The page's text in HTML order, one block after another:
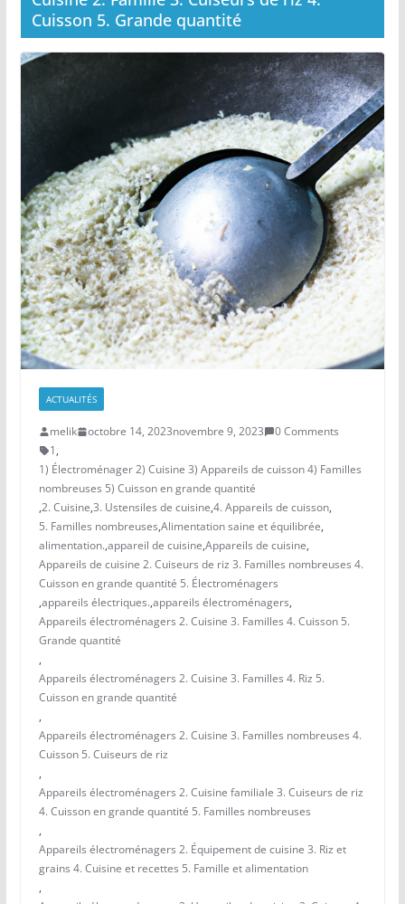
Cuisson 5. Grande quantité
ACTUALITÉS
melik octobre 14, 2023novembre 9, 2023
0 Comments
1,
1) Électroménager 2) Cuisine 3) Appareils de cuisson 4) Familles
nombreuses 5) Cuisson en grande quantité
,2. Cuisine,3. Ustensiles de cuisine,4. Appareils de cuisson,
5. Familles nombreuses,Alimentation saine et équilibrée,
alimentation.,appareil de cuisine,Appareils de cuisine,
Appareils de cuisine 2. Cuiseurs de riz 3. Familles nombreuses 4.
Cuisson en grande quantité 5. Électroménagers
,appareils électriques.,appareils électroménagers,
Appareils électroménagers 2. Cuisine 3. Familles 4. Cuisson 5.
Grande quantité
,
Appareils électroménagers 2. Cuisine 3. Familles 4. Riz 5.
Cuisson en grande quantité
,
Appareils électroménagers 2. Cuisine 3. Familles nombreuses 4.
Cuisson 5. Cuiseurs de riz
,
Appareils électroménagers 2. Cuisine familiale 3. Cuiseurs de riz
4. Cuisson en grande quantité 5. Familles nombreuses
,
Appareils électroménagers 2. Équipement de cuisine 3. Riz et
grains 4. Cuisine et recettes 5. Famille et alimentation
,